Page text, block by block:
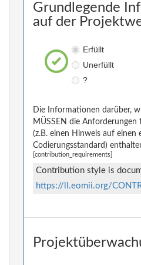
Grundlegende
auf der
Erfüllt
Unerfüllt
?
Die Informationen darüber,
MÜSSEN die Anforderungen
(z.B. einen Hinweis auf einen
Codierungsstandard)
[contribution_requirements]
Contribution style is
https://ll.eomii.org/